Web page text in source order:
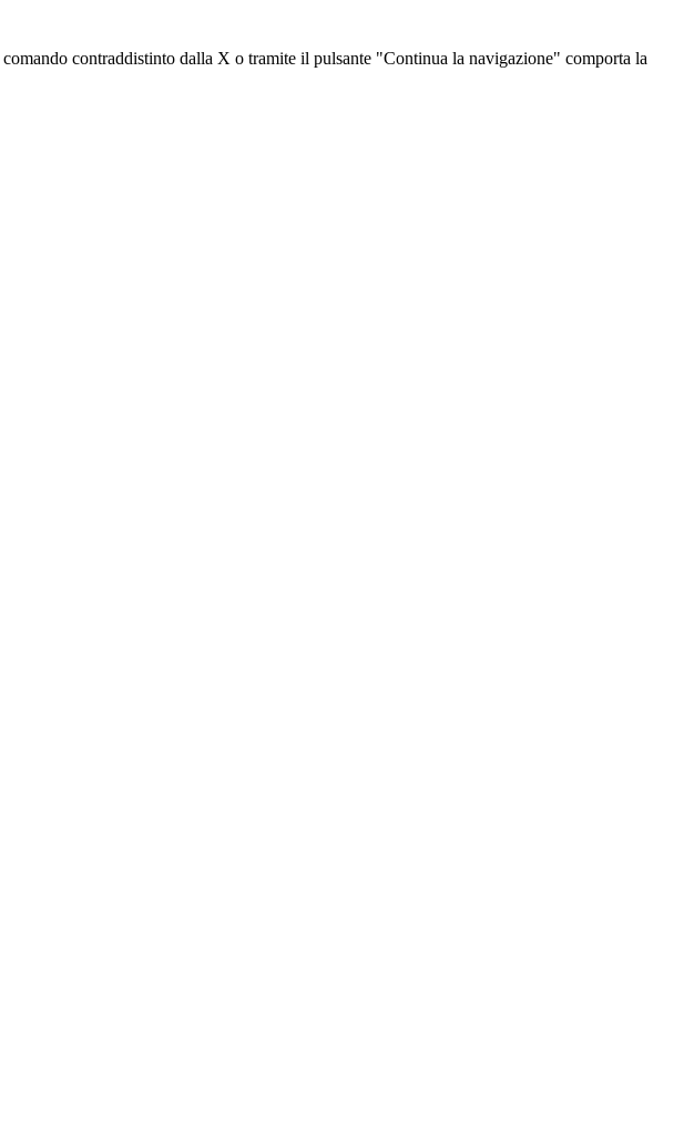
contraddistinto dalla X o tramite il pulsante "Continua la navigazione" comporta la